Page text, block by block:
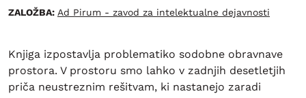
ZALOŽBA: Ad Pirum - zavod za intelektualne dejavnosti
Knjiga izpostavlja problematiko sodobne obravnave
prostora. V prostoru smo lahko v zadnjih desetletjih
priča neustreznim rešitvam, ki nastanejo zaradi